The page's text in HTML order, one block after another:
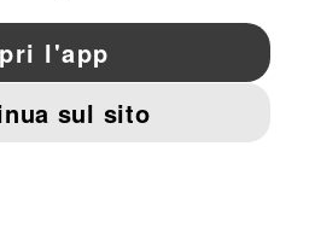
Pinterest
DATI AZIENDALI E LEGALI